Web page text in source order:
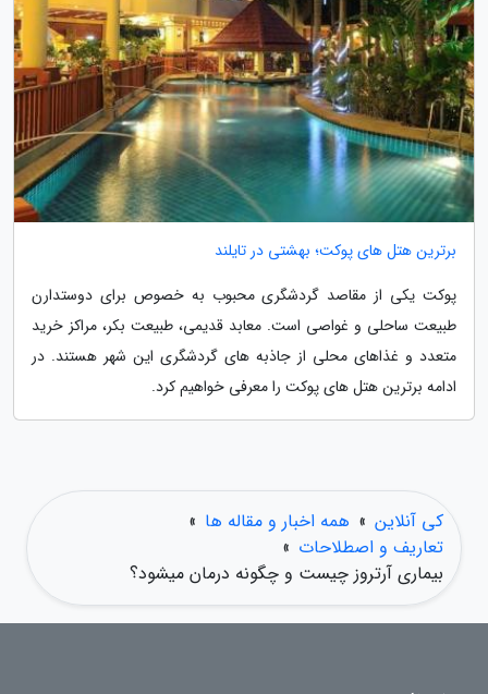
برترین هتل های پوکت؛ بهشتی در تایلند
پوکت یکی از مقاصد گردشگری محبوب به خصوص برای دوستدارن
طبیعت ساحلی و غواصی است. معابد قدیمی، طبیعت بکر، مراکز خرید
متعدد و غذاهای محلی از جاذبه های گردشگری این شهر هستند. در
ادامه برترین هتل های پوکت را معرفی خواهیم کرد.
کی آنلاین » همه اخبار و مقاله ها »
تعاریف و اصطلاحات »
بیماری آرتروز چیست و چگونه درمان میشود؟